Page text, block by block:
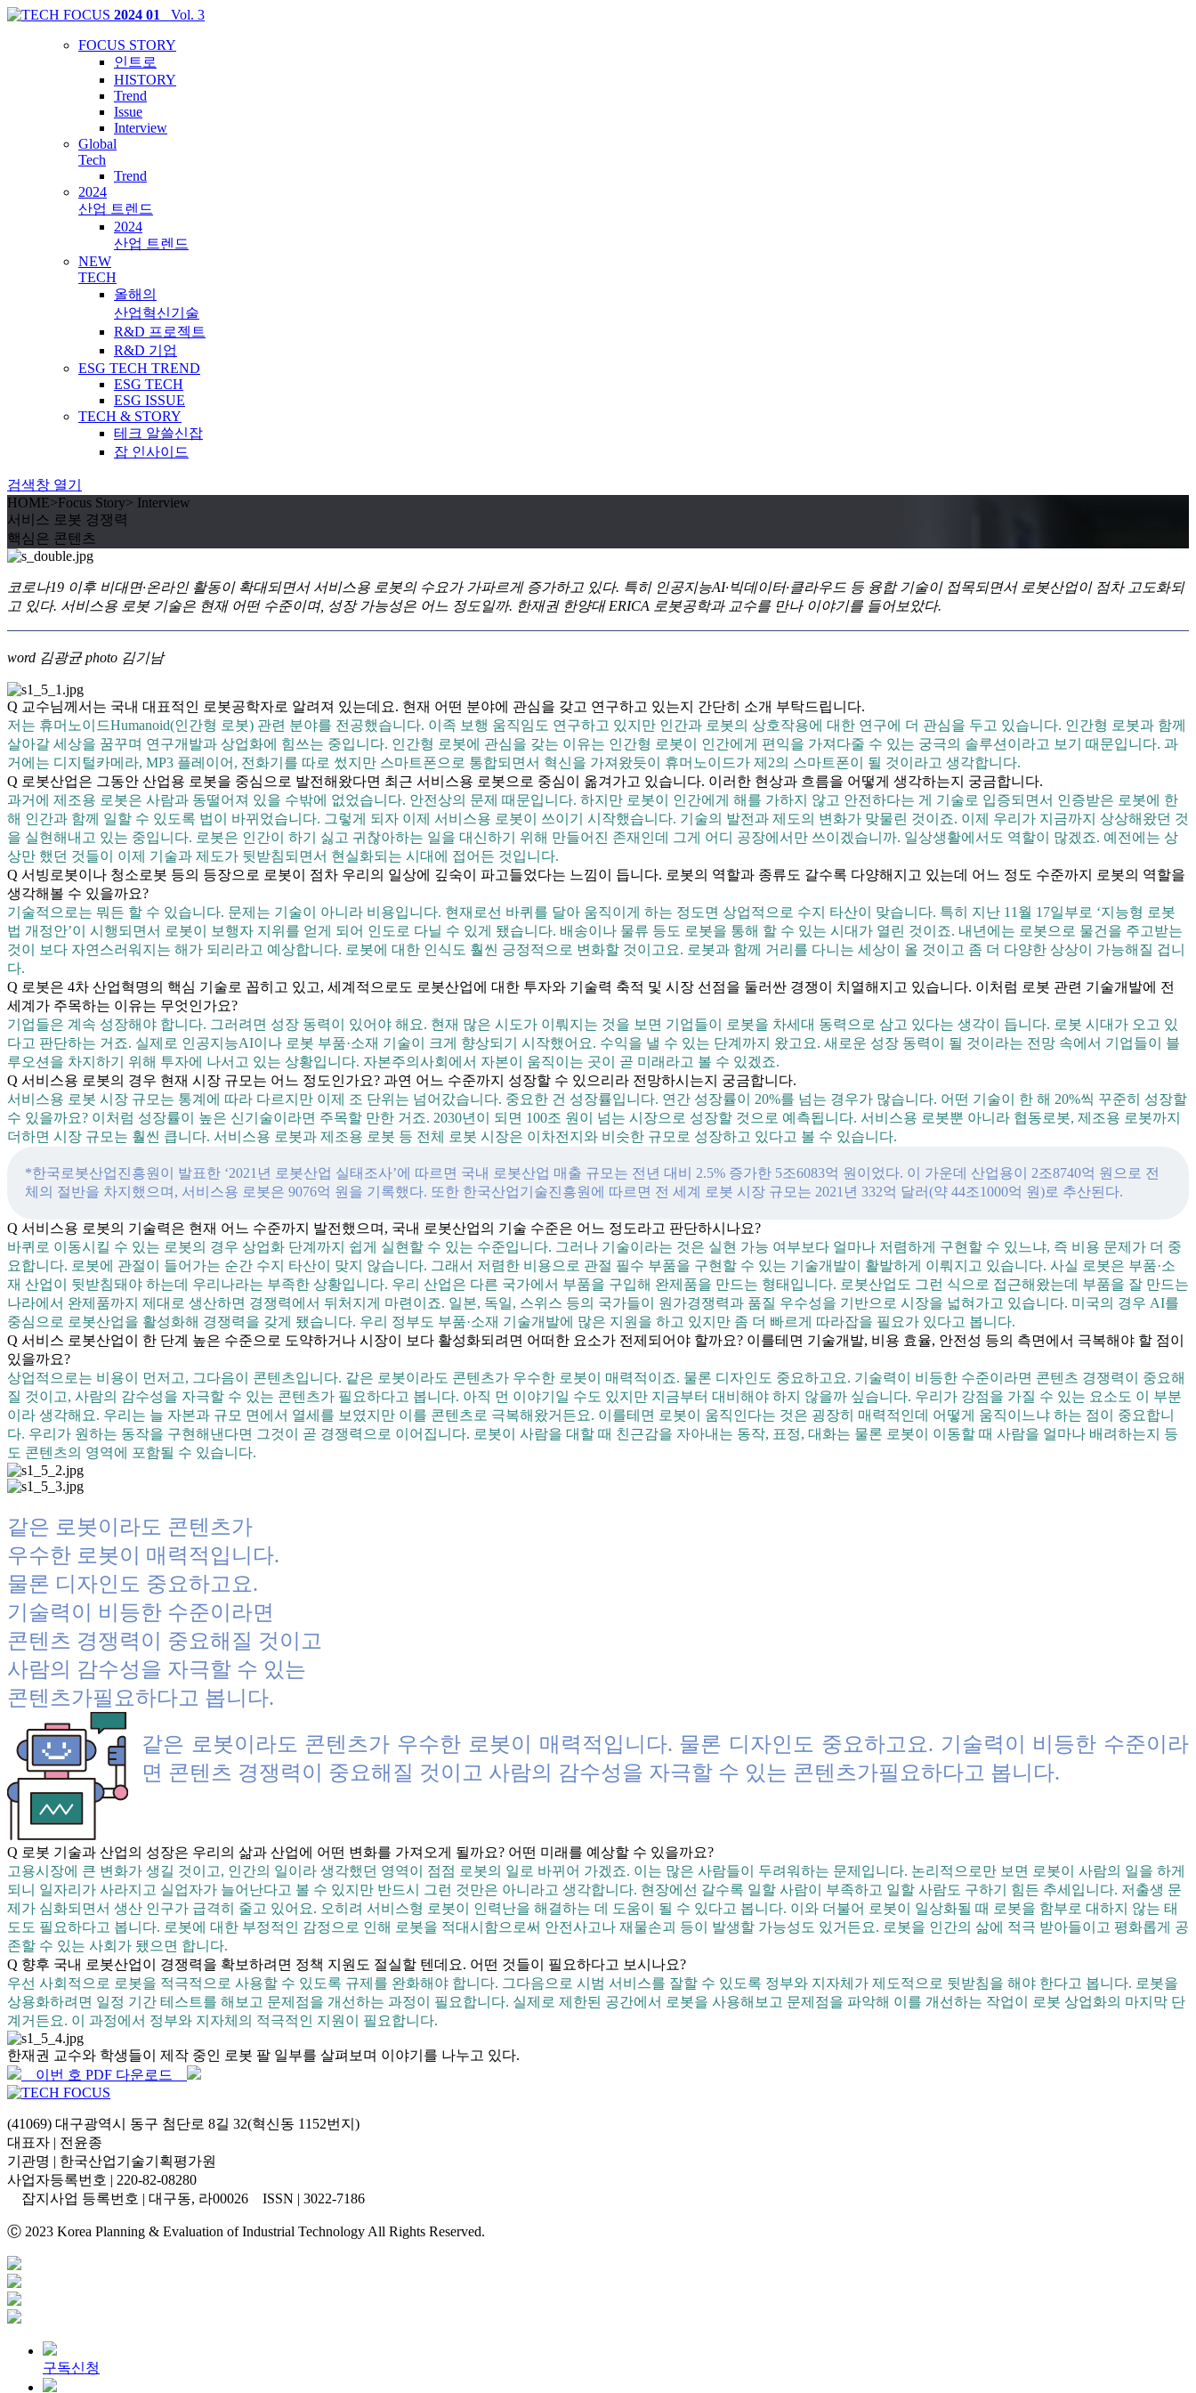
2024 01
_Vol. 3
FOCUS STORY
인트로
HISTORY
Trend
Issue
Interview
Global
Tech
Trend
2024
산업 트렌드
2024
산업 트렌드
NEW
TECH
올해의
산업혁신기술
R&D 프로젝트
R&D 기업
ESG TECH TREND
ESG TECH
ESG ISSUE
TECH & STORY
테크 알쓸신잡
잡 인사이드
검색창 열기
HOME>Focus Story> Interview
서비스 로봇 경쟁력
핵심은 콘텐츠
코로나19 이후 비대면·온라인 활동이 확대되면서 서비스용 로봇의 수요가 가파르게 증가하고 있다. 특히 인공지능AI·빅데이터·클라우드 등 융합 기술이 접목되면서 로봇산업이 점차 고도화되
고 있다. 서비스용 로봇 기술은 현재 어떤 수준이며, 성장 가능성은 어느 정도일까. 한재권 한양대 ERICA 로봇공학과 교수를 만나 이야기를 들어보았다.
word 김광균 photo 김기남
Q 교수님께서는 국내 대표적인 로봇공학자로 알려져 있는데요. 현재 어떤 분야에 관심을 갖고 연구하고 있는지 간단히 소개 부탁드립니다.
저는 휴머노이드Humanoid(인간형 로봇) 관련 분야를 전공했습니다. 이족 보행 움직임도 연구하고 있지만 인간과 로봇의 상호작용에 대한 연구에 더 관심을 두고 있습니다. 인간형 로봇과 함께
살아갈 세상을 꿈꾸며 연구개발과 상업화에 힘쓰는 중입니다. 인간형 로봇에 관심을 갖는 이유는 인간형 로봇이 인간에게 편익을 가져다줄 수 있는 궁극의 솔루션이라고 보기 때문입니다. 과
거에는 디지털카메라, MP3 플레이어, 전화기를 따로 썼지만 스마트폰으로 통합되면서 혁신을 가져왔듯이 휴머노이드가 제2의 스마트폰이 될 것이라고 생각합니다.
Q 로봇산업은 그동안 산업용 로봇을 중심으로 발전해왔다면 최근 서비스용 로봇으로 중심이 옮겨가고 있습니다. 이러한 현상과 흐름을 어떻게 생각하는지 궁금합니다.
과거에 제조용 로봇은 사람과 동떨어져 있을 수밖에 없었습니다. 안전상의 문제 때문입니다. 하지만 로봇이 인간에게 해를 가하지 않고 안전하다는 게 기술로 입증되면서 인증받은 로봇에 한
해 인간과 함께 일할 수 있도록 법이 바뀌었습니다. 그렇게 되자 이제 서비스용 로봇이 쓰이기 시작했습니다. 기술의 발전과 제도의 변화가 맞물린 것이죠. 이제 우리가 지금까지 상상해왔던 것
을 실현해내고 있는 중입니다. 로봇은 인간이 하기 싫고 귀찮아하는 일을 대신하기 위해 만들어진 존재인데 그게 어디 공장에서만 쓰이겠습니까. 일상생활에서도 역할이 많겠죠. 예전에는 상
상만 했던 것들이 이제 기술과 제도가 뒷받침되면서 현실화되는 시대에 접어든 것입니다.
Q 서빙로봇이나 청소로봇 등의 등장으로 로봇이 점차 우리의 일상에 깊숙이 파고들었다는 느낌이 듭니다. 로봇의 역할과 종류도 갈수록 다양해지고 있는데 어느 정도 수준까지 로봇의 역할을
생각해볼 수 있을까요?
기술적으로는 뭐든 할 수 있습니다. 문제는 기술이 아니라 비용입니다. 현재로선 바퀴를 달아 움직이게 하는 정도면 상업적으로 수지 타산이 맞습니다. 특히 지난 11월 17일부로 ‘지능형 로봇
법 개정안’이 시행되면서 로봇이 보행자 지위를 얻게 되어 인도로 다닐 수 있게 됐습니다. 배송이나 물류 등도 로봇을 통해 할 수 있는 시대가 열린 것이죠. 내년에는 로봇으로 물건을 주고받는
것이 보다 자연스러워지는 해가 되리라고 예상합니다. 로봇에 대한 인식도 훨씬 긍정적으로 변화할 것이고요. 로봇과 함께 거리를 다니는 세상이 올 것이고 좀 더 다양한 상상이 가능해질 겁니
다.
Q 로봇은 4차 산업혁명의 핵심 기술로 꼽히고 있고, 세계적으로도 로봇산업에 대한 투자와 기술력 축적 및 시장 선점을 둘러싼 경쟁이 치열해지고 있습니다. 이처럼 로봇 관련 기술개발에 전
세계가 주목하는 이유는 무엇인가요?
기업들은 계속 성장해야 합니다. 그러려면 성장 동력이 있어야 해요. 현재 많은 시도가 이뤄지는 것을 보면 기업들이 로봇을 차세대 동력으로 삼고 있다는 생각이 듭니다. 로봇 시대가 오고 있
다고 판단하는 거죠. 실제로 인공지능AI이나 로봇 부품·소재 기술이 크게 향상되기 시작했어요. 수익을 낼 수 있는 단계까지 왔고요. 새로운 성장 동력이 될 것이라는 전망 속에서 기업들이 블
루오션을 차지하기 위해 투자에 나서고 있는 상황입니다. 자본주의사회에서 자본이 움직이는 곳이 곧 미래라고 볼 수 있겠죠.
Q 서비스용 로봇의 경우 현재 시장 규모는 어느 정도인가요? 과연 어느 수준까지 성장할 수 있으리라 전망하시는지 궁금합니다.
서비스용 로봇 시장 규모는 통계에 따라 다르지만 이제 조 단위는 넘어갔습니다. 중요한 건 성장률입니다. 연간 성장률이 20%를 넘는 경우가 많습니다. 어떤 기술이 한 해 20%씩 꾸준히 성장할
수 있을까요? 이처럼 성장률이 높은 신기술이라면 주목할 만한 거죠. 2030년이 되면 100조 원이 넘는 시장으로 성장할 것으로 예측됩니다. 서비스용 로봇뿐 아니라 협동로봇, 제조용 로봇까지
더하면 시장 규모는 훨씬 큽니다. 서비스용 로봇과 제조용 로봇 등 전체 로봇 시장은 이차전지와 비슷한 규모로 성장하고 있다고 볼 수 있습니다.
*한국로봇산업진흥원이 발표한 ‘2021년 로봇산업 실태조사’에 따르면 국내 로봇산업 매출 규모는 전년 대비 2.5% 증가한 5조6083억 원이었다. 이 가운데 산업용이 2조8740억 원으로 전
체의 절반을 차지했으며, 서비스용 로봇은 9076억 원을 기록했다. 또한 한국산업기술진흥원에 따르면 전 세계 로봇 시장 규모는 2021년 332억 달러(약 44조1000억 원)로 추산된다.
Q 서비스용 로봇의 기술력은 현재 어느 수준까지 발전했으며, 국내 로봇산업의 기술 수준은 어느 정도라고 판단하시나요?
바퀴로 이동시킬 수 있는 로봇의 경우 상업화 단계까지 쉽게 실현할 수 있는 수준입니다. 그러나 기술이라는 것은 실현 가능 여부보다 얼마나 저렴하게 구현할 수 있느냐, 즉 비용 문제가 더 중
요합니다. 로봇에 관절이 들어가는 순간 수지 타산이 맞지 않습니다. 그래서 저렴한 비용으로 관절 필수 부품을 구현할 수 있는 기술개발이 활발하게 이뤄지고 있습니다. 사실 로봇은 부품·소
재 산업이 뒷받침돼야 하는데 우리나라는 부족한 상황입니다. 우리 산업은 다른 국가에서 부품을 구입해 완제품을 만드는 형태입니다. 로봇산업도 그런 식으로 접근해왔는데 부품을 잘 만드는
나라에서 완제품까지 제대로 생산하면 경쟁력에서 뒤처지게 마련이죠. 일본, 독일, 스위스 등의 국가들이 원가경쟁력과 품질 우수성을 기반으로 시장을 넓혀가고 있습니다. 미국의 경우 AI를
중심으로 로봇산업을 활성화해 경쟁력을 갖게 됐습니다. 우리 정부도 부품·소재 기술개발에 많은 지원을 하고 있지만 좀 더 빠르게 따라잡을 필요가 있다고 봅니다.
Q 서비스 로봇산업이 한 단계 높은 수준으로 도약하거나 시장이 보다 활성화되려면 어떠한 요소가 전제되어야 할까요? 이를테면 기술개발, 비용 효율, 안전성 등의 측면에서 극복해야 할 점이
있을까요?
상업적으로는 비용이 먼저고, 그다음이 콘텐츠입니다. 같은 로봇이라도 콘텐츠가 우수한 로봇이 매력적이죠. 물론 디자인도 중요하고요. 기술력이 비등한 수준이라면 콘텐츠 경쟁력이 중요해
질 것이고, 사람의 감수성을 자극할 수 있는 콘텐츠가 필요하다고 봅니다. 아직 먼 이야기일 수도 있지만 지금부터 대비해야 하지 않을까 싶습니다. 우리가 강점을 가질 수 있는 요소도 이 부분
이라 생각해요. 우리는 늘 자본과 규모 면에서 열세를 보였지만 이를 콘텐츠로 극복해왔거든요. 이를테면 로봇이 움직인다는 것은 굉장히 매력적인데 어떻게 움직이느냐 하는 점이 중요합니
다. 우리가 원하는 동작을 구현해낸다면 그것이 곧 경쟁력으로 이어집니다. 로봇이 사람을 대할 때 친근감을 자아내는 동작, 표정, 대화는 물론 로봇이 이동할 때 사람을 얼마나 배려하는지 등
도 콘텐츠의 영역에 포함될 수 있습니다.
같은 로봇이라도 콘텐츠가
우수한 로봇이 매력적입니다.
물론 디자인도 중요하고요.
기술력이 비등한 수준이라면
콘텐츠 경쟁력이 중요해질 것이고
사람의 감수성을 자극할 수 있는
콘텐츠가필요하다고 봅니다.
같은 로봇이라도 콘텐츠가 우수한 로봇이 매력적입니다. 물론 디자인도 중요하고요. 기술력이 비등한 수준이라
면 콘텐츠 경쟁력이 중요해질 것이고 사람의 감수성을 자극할 수 있는 콘텐츠가필요하다고 봅니다.
Q 로봇 기술과 산업의 성장은 우리의 삶과 산업에 어떤 변화를 가져오게 될까요? 어떤 미래를 예상할 수 있을까요?
고용시장에 큰 변화가 생길 것이고, 인간의 일이라 생각했던 영역이 점점 로봇의 일로 바뀌어 가겠죠. 이는 많은 사람들이 두려워하는 문제입니다. 논리적으로만 보면 로봇이 사람의 일을 하게
되니 일자리가 사라지고 실업자가 늘어난다고 볼 수 있지만 반드시 그런 것만은 아니라고 생각합니다. 현장에선 갈수록 일할 사람이 부족하고 일할 사람도 구하기 힘든 추세입니다. 저출생 문
제가 심화되면서 생산 인구가 급격히 줄고 있어요. 오히려 서비스형 로봇이 인력난을 해결하는 데 도움이 될 수 있다고 봅니다. 이와 더불어 로봇이 일상화될 때 로봇을 함부로 대하지 않는 태
도도 필요하다고 봅니다. 로봇에 대한 부정적인 감정으로 인해 로봇을 적대시함으로써 안전사고나 재물손괴 등이 발생할 가능성도 있거든요. 로봇을 인간의 삶에 적극 받아들이고 평화롭게 공
존할 수 있는 사회가 됐으면 합니다.
Q 향후 국내 로봇산업이 경쟁력을 확보하려면 정책 지원도 절실할 텐데요. 어떤 것들이 필요하다고 보시나요?
우선 사회적으로 로봇을 적극적으로 사용할 수 있도록 규제를 완화해야 합니다. 그다음으로 시범 서비스를 잘할 수 있도록 정부와 지자체가 제도적으로 뒷받침을 해야 한다고 봅니다. 로봇을
상용화하려면 일정 기간 테스트를 해보고 문제점을 개선하는 과정이 필요합니다. 실제로 제한된 공간에서 로봇을 사용해보고 문제점을 파악해 이를 개선하는 작업이 로봇 상업화의 마지막 단
계거든요. 이 과정에서 정부와 지자체의 적극적인 지원이 필요합니다.
한재권 교수와 학생들이 제작 중인 로봇 팔 일부를 살펴보며 이야기를 나누고 있다.
이번 호 PDF 다운로드
(41069) 대구광역시 동구 첨단로 8길 32(혁신동 1152번지)
대표자 | 전윤종
기관명 | 한국산업기술기획평가원
사업자등록번호 | 220-82-08280
잡지사업 등록번호 | 대구동, 라00026 ISSN | 3022-7186
Ⓒ 2023 Korea Planning & Evaluation of Industrial Technology All Rights Reserved.
구독신청